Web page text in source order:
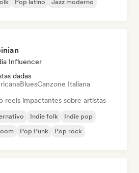
Pop latino Jazz moderno
Influencer
dadas
BluesCanzone Italiana
reels impactantes sobre artistas
Indie folk
Indie pop
Pop Punk Pop rock